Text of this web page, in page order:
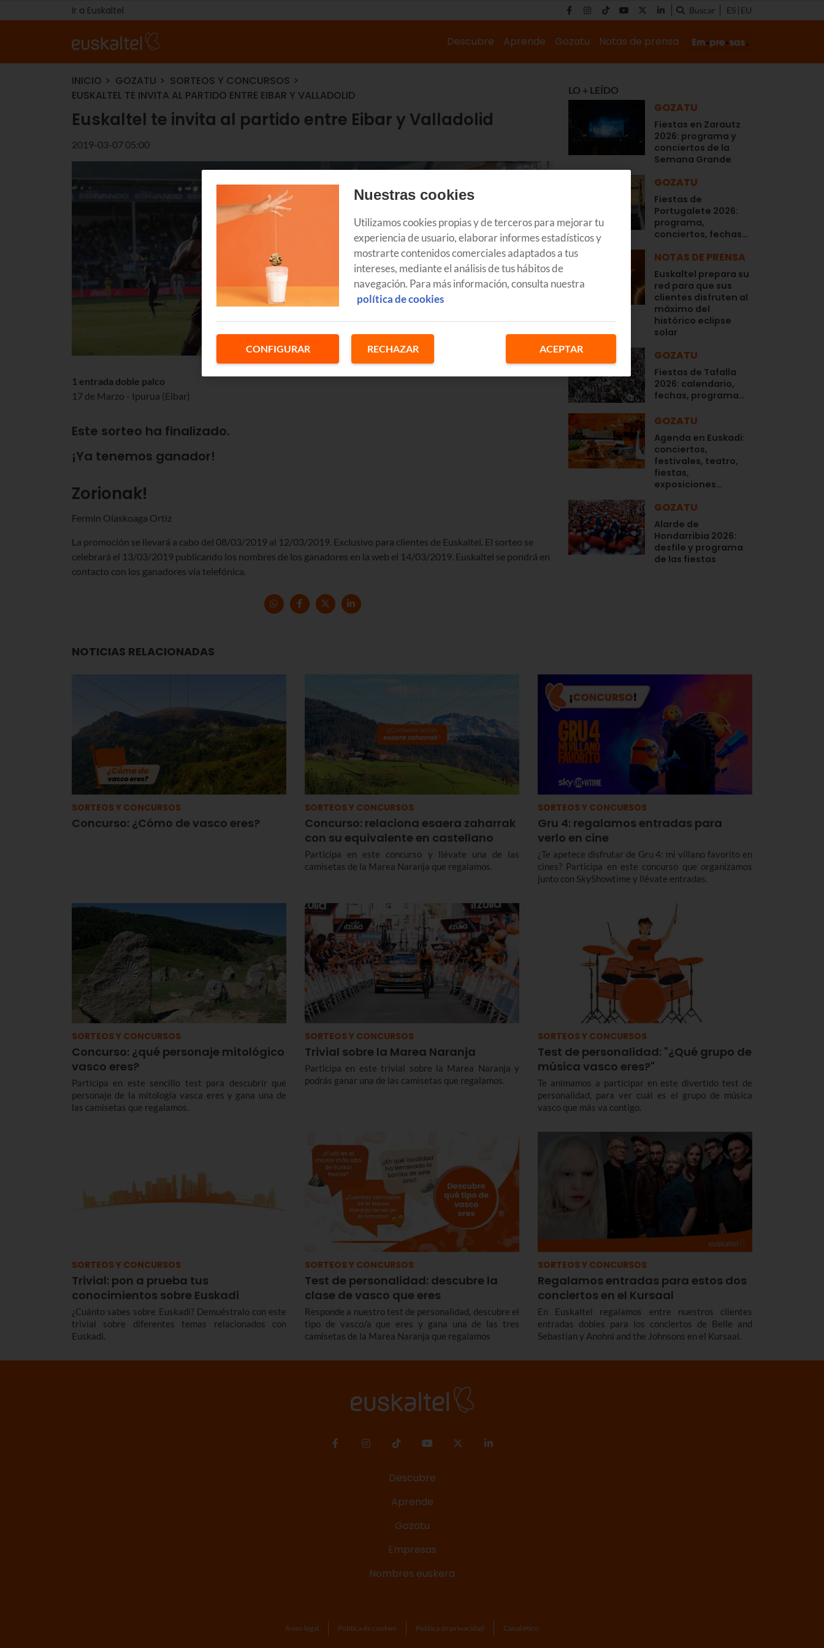
Ir a Euskaltel Buscar ES EU
Descubre Aprende Gozatu Notas de prensa
INICIO GOZATU
SORTEOS Y CONCURSOS
EUSKALTEL TE INVITA AL PARTIDO ENTRE EIBAR Y VALLADOLID
Euskaltel te invita al partido entre Eibar y Valladolid
2019-03-07 05:00
1 entrada doble palco
17 de Marzo - Ipurua (Eibar)
Este sorteo ha finalizado.
¡Ya tenemos ganador!
Zorionak!
Fermin Olaskoaga Ortiz
La promoción se llevará a cabo del 08/03/2019 al 12/03/2019. Exclusivo para clientes de Euskaltel. El sorteo se
celebrará el 13/03/2019 publicando los nombres de los ganadores en la web el 14/03/2019. Euskaltel se pondrá en
contacto con los ganadores vía telefónica.
LO + LEÍDO
GOZATU
Fiestas en Zarautz
2026: programa y
conciertos de la
Semana Grande
GOZATU
Fiestas de
Portugalete 2026:
programa,
conciertos, fechas…
NOTAS DE PRENSA
Euskaltel prepara su
red para que sus
clientes disfruten al
máximo del
histórico eclipse
solar
GOZATU
Fiestas de Tafalla
2026: calendario,
fechas, programa…
GOZATU
Agenda en Euskadi:
conciertos,
festivales, teatro,
fiestas,
exposiciones…
GOZATU
Alarde de
Hondarribia 2026:
desfile y programa
de las fiestas
NOTICIAS RELACIONADAS
SORTEOS Y CONCURSOS
Concurso: ¿Cómo de vasco eres?
SORTEOS Y CONCURSOS
Concurso: relaciona esaera zaharrak
con su equivalente en castellano
Participa en este concurso y llévate una de las
camisetas de la Marea Naranja que regalamos.
SORTEOS Y CONCURSOS
Gru 4: regalamos entradas para
verlo en cine
¿Te apetece disfrutar de Gru 4: mi villano favorito en
cines? Participa en este concurso que organizamos
junto con SkyShowtime y llévate entradas.
SORTEOS Y CONCURSOS
Concurso: ¿qué personaje mitológico
vasco eres?
Participa en este sencillo test para descubrir qué
personaje de la mitología vasca eres y gana una de
las camisetas que regalamos.
SORTEOS Y CONCURSOS
Trivial sobre la Marea Naranja
Participa en este trivial sobre la Marea Naranja y
podrás ganar una de las camisetas que regalamos.
SORTEOS Y CONCURSOS
Test de personalidad: "¿Qué grupo de
música vasco eres?"
Te animamos a participar en este divertido test de
personalidad, para ver cuál es el grupo de música
vasco que más va contigo.
SORTEOS Y CONCURSOS
Trivial: pon a prueba tus
conocimientos sobre Euskadi
¿Cuánto sabes sobre Euskadi? Demuéstralo con este
trivial sobre diferentes temas relacionados con
Euskadi.
SORTEOS Y CONCURSOS
Test de personalidad: descubre la
clase de vasco que eres
Responde a nuestro test de personalidad, descubre el
tipo de vasco/a que eres y gana una de las tres
camisetas de la Marea Naranja que regalamos
SORTEOS Y CONCURSOS
Regalamos entradas para estos dos
conciertos en el Kursaal
En Euskaltel regalamos entre nuestros clientes
entradas dobles para los conciertos de Belle and
Sebastian y Anohni and the Johnsons en el Kursaal.
Descubre
Aprende
Gozatu
Empresas
Nombres euskera
Aviso legal Política de cookies Política de privacidad Canal ético
Nuestras cookies
Utilizamos cookies propias y de terceros para mejorar tu
experiencia de usuario, elaborar informes estadísticos y
mostrarte contenidos comerciales adaptados a tus
intereses, mediante el análisis de tus hábitos de
navegación. Para más información, consulta nuestra
política de cookies
CONFIGURAR RECHAZAR ACEPTAR